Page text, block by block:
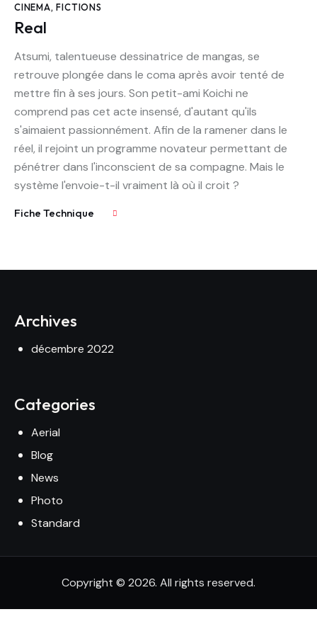
CINEMA,FICTIONS
Real
Atsumi, talentueuse dessinatrice de mangas, se
retrouve plongée dans le coma après avoir tenté de
mettre fin à ses jours. Son petit-ami Koichi ne
comprend pas cet acte insensé, d'autant qu'ils
s'aimaient passionnément. Afin de la ramener dans le
réel, il rejoint un programme novateur permettant de
pénétrer dans l'inconscient de sa compagne. Mais le
système l'envoie-t-il vraiment là où il croit ?
Fiche Technique
Archives
décembre 2022
Categories
Aerial
Blog
News
Photo
Standard
Copyright © 2026. All rights reserved.